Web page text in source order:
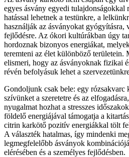
egyes ásvány egyedi tulajdonságokkal
hatással lehetnek a testünkre, a
használják az ásványokat gyógyításra,
fejlődésre. Az ókori kultúrákban úgy
hordoznak bizonyos energiákat,
teremteni az élet különböző területein.
elismeri, hogy az ásványoknak fizikai
révén befolyásuk lehet a
Gondoljunk csak bele: egy rózsakvarc
szívünket a szeretetre és az
nyugalmat hozhat a stresszes
földelő energiájával támogatja a
citrin karkötő pozitív energiákkal tölt
A választék hatalmas, így mindenki
legmegfelelőbb ásványok
elérésében és a személyes fejlődésben.